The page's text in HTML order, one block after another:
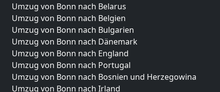
Umzug von Bonn nach Belarus
Umzug von Bonn nach Belgien
Umzug von Bonn nach Bulgarien
Umzug von Bonn nach Dänemark
Umzug von Bonn nach England
Umzug von Bonn nach Portugal
Umzug von Bonn nach Bosnien und Herzegowina
Umzug von Bonn nach Irland